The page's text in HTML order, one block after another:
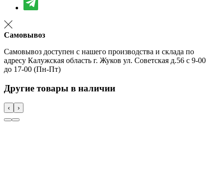
Самовывоз
Самовывоз доступен с нашего производства и склада по
адресу Калужская область г. Жуков ул. Советская д.56 с 9-00
до 17-00 (Пн-Пт)
Другие товары в наличии
‹ ›